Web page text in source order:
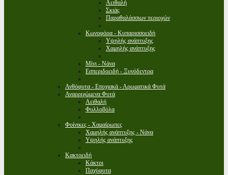
Αειθαλή
Σκιάς
Παραθαλάσσιων περιοχών
Κωνοφόρα - Κυπαρισσοειδή
Υψηλής ανάπτυξης
Χαμηλής ανάπτυξης
Μίνι - Νάνα
Εσπεριδοειδή - Ξυνόδεντρα
Ανθόφυτα - Εποχιακά - Αρωματικά Φυτά
Αναρριχώμενα Φυτά
Αειθαλή
Φυλλοβόλα
Φοίνικες - Χαμαίρωπες
Χαμηλής ανάπτυξης - Νάνα
Υψηλής ανάπτυξης
Κακτοειδή
Κάκτοι
Παχύφυτα